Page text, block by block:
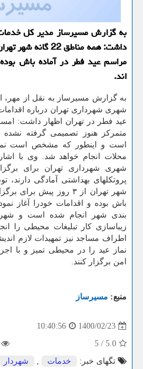
به گزارش مسیرساز مدیر کل
مراسم عید فطر در آماده باش
اند.
به گزارش مسیرساز به نقل از مهر،
شهری شهرداری تهران درباره
عید فطر در تهران اظهار داشت:
متمرکز هنوز تصمیمی گرفته
است و اینطور که مشخص است
محلات انجام خواهد شد. وی با
شهری شهرداری تهران برای
شهر تهران از ۳ روز پیش
باش بوده و اقدامات خودرا آغاز
بندی شهر انجام شده است و
زیباسازی کار تبلیغات محیطی را
اطراف مساجد نیز تمهیدات لازم
نماز عید را در محیطی تمیز و با
امن برگزار کنند.
منبع: مسیرساز
1400/02/23
10:40:56
5.0
/
5
تگهای خبر:
خدمات , شهردار